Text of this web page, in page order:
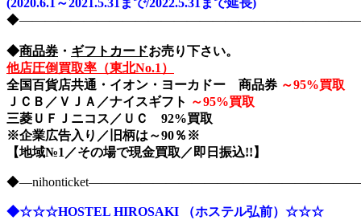
(2020.6.1～2021.5.31まで/2022.5.31まで延長)
◆商品券 ・ ギフトカードお売り下さい。
他店圧倒買取率（東北No.1）
全国百貨店共通・イオン・ヨーカドー 商品券 ～95%買取
ＪＣＢ／ＶＪＡ／ナイスギフト ～95%買取
三菱ＵＦＪニコス／ＵＣ 92%買取
※企業広告入り／旧柄は～90％※
【地域№1／その場で現金買取／即日振込!!】
◆☆☆☆HOSTEL HIROSAKI （ホステル弘前）☆☆☆